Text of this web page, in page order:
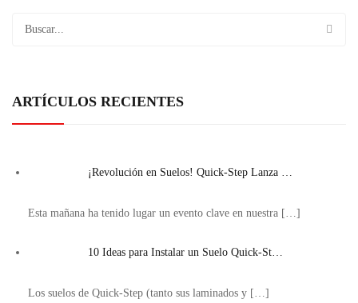
ARTÍCULOS RECIENTES
¡Revolución en Suelos! Quick-Step Lanza …
Esta mañana ha tenido lugar un evento clave en nuestra […]
10 Ideas para Instalar un Suelo Quick-St…
Los suelos de Quick-Step (tanto sus laminados y […]